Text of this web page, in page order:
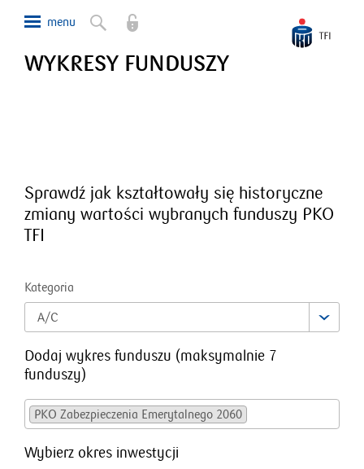
WYKRESY FUNDUSZY
Sprawdź jak kształtowały się historyczne
zmiany wartości wybranych funduszy PKO
TFI
Kategoria
A/C
Dodaj wykres funduszu (maksymalnie 7
funduszy)
PKO Zabezpieczenia Emerytalnego 2060
Wybierz okres inwestycji